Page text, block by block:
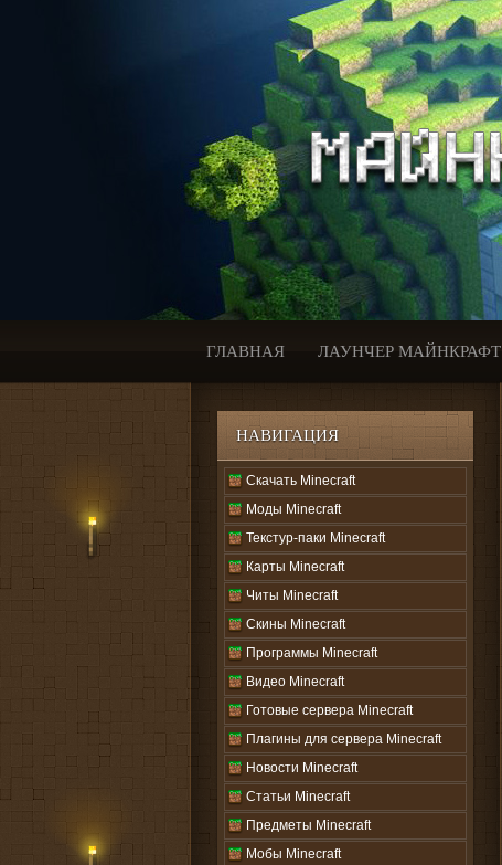
ГЛАВНАЯ ЛАУНЧЕР МАЙНКРАФТ
НАВИГАЦИЯ
Скачать Minecraft
Моды Minecraft
Текстур-паки Minecraft
Карты Minecraft
Читы Minecraft
Скины Minecraft
Программы Minecraft
Видео Minecraft
Готовые сервера Minecraft
Плагины для сервера Minecraft
Новости Minecraft
Статьи Minecraft
Предметы Minecraft
Мобы Minecraft